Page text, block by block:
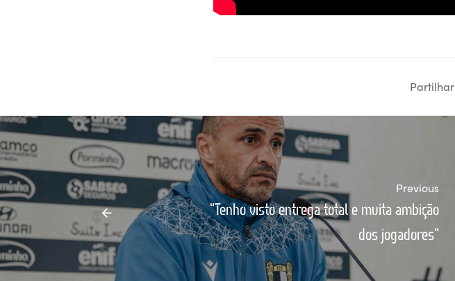
Partilhar
Previous
"Tenho visto entrega total e muita ambição
dos jogadores"